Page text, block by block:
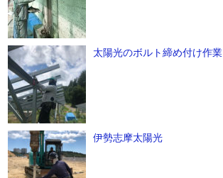
太陽光のボルト締め付け作業
伊勢志摩太陽光